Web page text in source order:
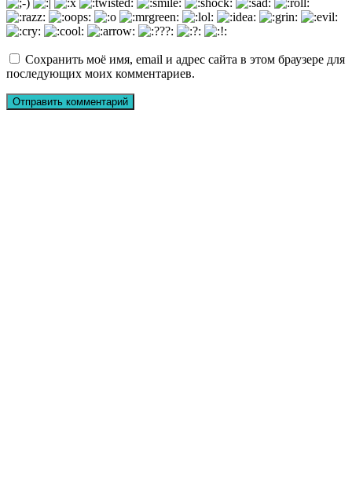
Сохранить моё имя, email и адрес сайта в этом браузере для
последующих моих комментариев.